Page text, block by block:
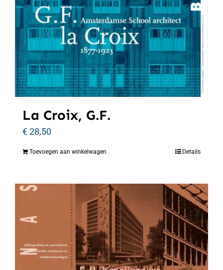
La Croix, G.F.
€28,50
Toevoegen aan winkelwagen Details